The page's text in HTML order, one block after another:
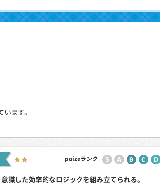
ます。
paizaランク
識した効率的なロジックを組み立てられる。